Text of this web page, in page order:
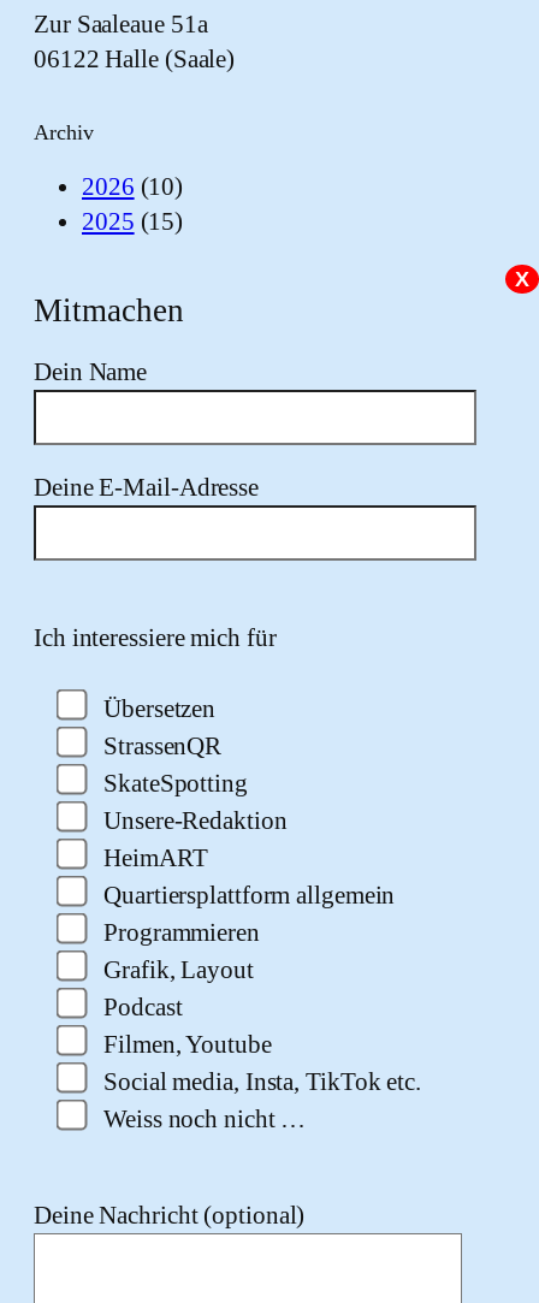
Zur Saaleaue 51a
06122 Halle (Saale)
Archiv
2026 (10)
2025 (15)
X
Mitmachen
Dein Name
Deine E-Mail-Adresse
Ich interessiere mich für
Übersetzen
StrassenQR
SkateSpotting
Unsere-Redaktion
HeimART
Quartiersplattform allgemein
Programmieren
Grafik, Layout
Podcast
Filmen, Youtube
Social media, Insta, TikTok etc.
Weiss noch nicht …
Deine Nachricht (optional)